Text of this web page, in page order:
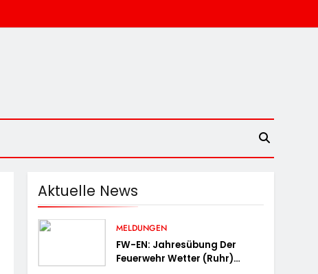
Aktuelle News
MELDUNGEN
FW-EN: Jahresübung Der
Feuerwehr Wetter (Ruhr)